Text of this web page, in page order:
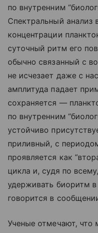
по внутренним
Спектральный анализ
концентрации
суточный ритм его
обычно связанный с
не исчезает даже с
амплитуда падает
сохраняется —
по внутренним
устойчиво
приливный, с
проявляется как
цикла и, судя по
удерживать биоритм
говорится в
Ученые отмечают, что